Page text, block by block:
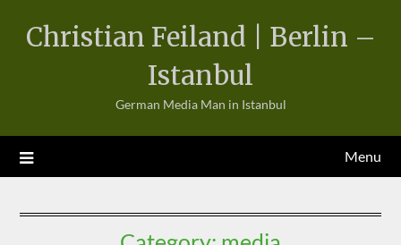
Christian Feiland | Berlin –
Istanbul
German Media Man in Istanbul
Menu